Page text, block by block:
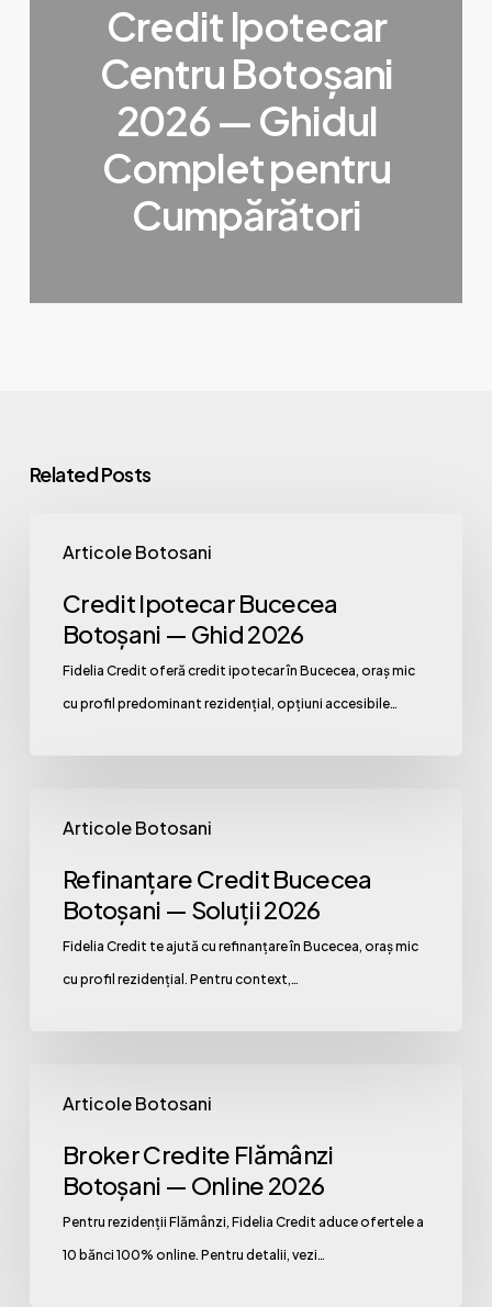
Credit Ipotecar
Centru Botoșani
2026 — Ghidul
Complet pentru
Cumpărători
Related Posts
Articole Botosani
Ipotecar
Bucecea
Botoșani
Credit Ipotecar Bucecea
Botoșani — Ghid 2026
Fidelia Credit oferă credit ipotecar în Bucecea, oraș mic
cu profil predominant rezidențial, opțiuni accesibile…
Articole Botosani
Credit
Bucecea
Botoșani
Refinanțare Credit Bucecea
Botoșani — Soluții 2026
Fidelia Credit te ajută cu refinanțare în Bucecea, oraș mic
cu profil rezidențial. Pentru context,…
Articole Botosani
Credite
Flămânzi
Botoșani
Online
Broker Credite Flămânzi
Botoșani — Online 2026
Pentru rezidenții Flămânzi, Fidelia Credit aduce ofertele a
10 bănci 100% online. Pentru detalii, vezi…